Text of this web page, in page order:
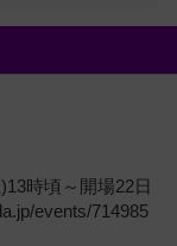
時頃～開場22日
events/714985